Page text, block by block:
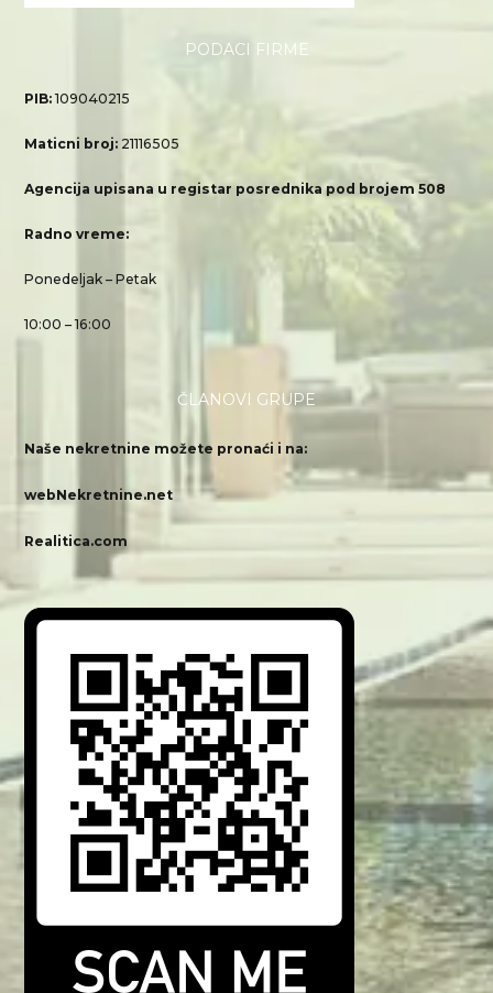
PODACI FIRME
PIB:109040215
Maticni broj: 21116505
Agencija upisana u registar posrednika pod brojem 508
Radno vreme:
Ponedeljak – Petak
10:00 – 16:00
ČLANOVI GRUPE
Naše nekretnine možete pronaći i na:
webNekretnine.net
Realitica.com